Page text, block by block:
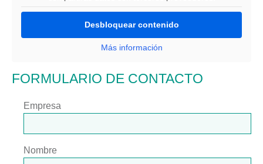
Desbloquear contenido
Más información
FORMULARIO DE CONTACTO
Empresa
Nombre